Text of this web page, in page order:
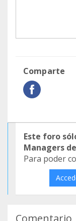
Comparte
Este foro
Managers
Para poder
Comentario